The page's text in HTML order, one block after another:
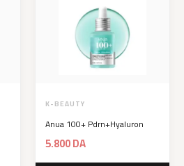
K-BEAUTY
Anua 100+ Pdrn+Hyaluron
5.800DA